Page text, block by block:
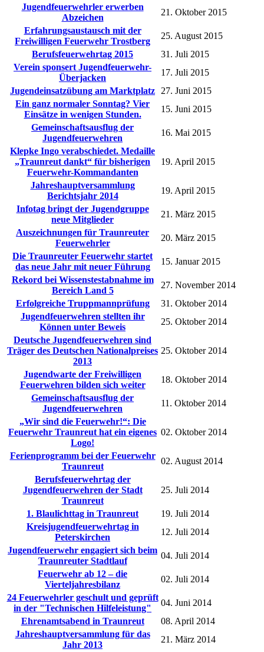
Jugendfeuerwehrler erwerben
Abzeichen
21. Oktober 2015
Erfahrungsaustausch mit der
Freiwilligen Feuerwehr Trostberg
25. August 2015
Berufsfeuerwehrtag 2015
31. Juli 2015
Verein sponsert Jugendfeuerwehr-
Überjacken
17. Juli 2015
Jugendeinsatzübung am Marktplatz
27. Juni 2015
Ein ganz normaler Sonntag? Vier
Einsätze in wenigen Stunden.
15. Juni 2015
Gemeinschaftsausflug der
Jugendfeuerwehren
16. Mai 2015
Klepke Ingo verabschiedet. Medaille
„Traunreut dankt“ für bisherigen
Feuerwehr-Kommandanten
19. April 2015
Jahreshauptversammlung
Berichtsjahr 2014
19. April 2015
Infotag bringt der Jugendgruppe
neue Mitglieder
21. März 2015
Auszeichnungen für Traunreuter
Feuerwehrler
20. März 2015
Die Traunreuter Feuerwehr startet
das neue Jahr mit neuer Führung
15. Januar 2015
Rekord bei Wissenstestabnahme im
Bereich Land 5
27. November 2014
Erfolgreiche Truppmannprüfung
31. Oktober 2014
Jugendfeuerwehren stellten ihr
Können unter Beweis
25. Oktober 2014
Deutsche Jugendfeuerwehren sind
Träger des Deutschen Nationalpreises
2013
25. Oktober 2014
Jugendwarte der Freiwilligen
Feuerwehren bilden sich weiter
18. Oktober 2014
Gemeinschaftsausflug der
Jugendfeuerwehren
11. Oktober 2014
„Wir sind die Feuerwehr!“: Die
Feuerwehr Traunreut hat ein eigenes
Logo!
02. Oktober 2014
Ferienprogramm bei der Feuerwehr
Traunreut
02. August 2014
Berufsfeuerwehrtag der
Jugendfeuerwehren der Stadt
Traunreut
25. Juli 2014
1. Blaulichttag in Traunreut
19. Juli 2014
Kreisjugendfeuerwehrtag in
Peterskirchen
12. Juli 2014
Jugendfeuerwehr engagiert sich beim
Traunreuter Stadtlauf
04. Juli 2014
Feuerwehr ab 12 – die
Vierteljahresbilanz
02. Juli 2014
24 Feuerwehrler geschult und geprüft
in der "Technischen Hilfeleistung"
04. Juni 2014
Ehrenamtsabend in Traunreut
08. April 2014
Jahreshauptversammlung für das
Jahr 2013
21. März 2014